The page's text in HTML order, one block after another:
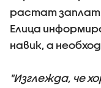
растат
Елица
навик, а
"Изглежда, че